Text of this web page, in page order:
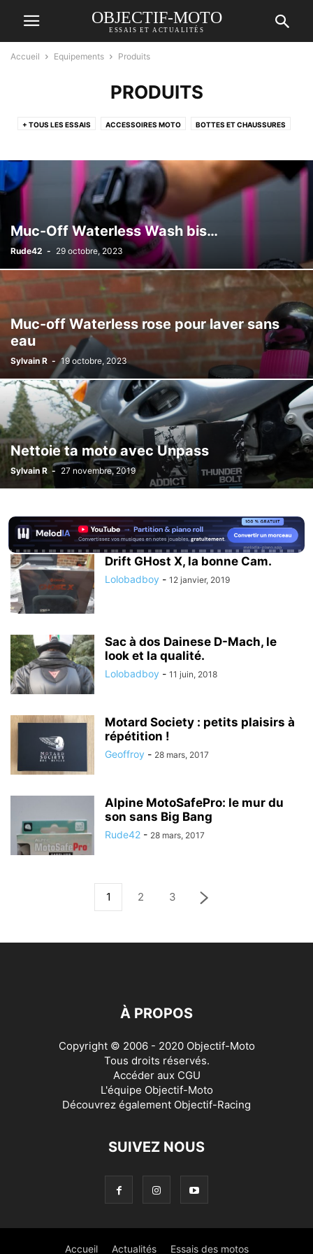
OBJECTIF-MOTO
ESSAIS ET ACTUALITÉS
Accueil Equipements Produits
PRODUITS
+ TOUS LES ESSAIS ACCESSOIRES MOTO BOTTES ET CHAUSSURES
PRODUITS
Muc-Off Waterless Wash bis…
Rude42 - 29 octobre, 2023
Muc-off Waterless rose pour laver sans
eau
Sylvain R - 19 octobre, 2023
Nettoie ta moto avec Unpass
Sylvain R - 27 novembre, 2019
Drift GHost X, la bonne Cam.
Lolobadboy - 12 janvier, 2019
Sac à dos Dainese D-Mach, le
look et la qualité.
Lolobadboy - 11 juin, 2018
Motard Society : petits plaisirs à
répétition !
Geoffroy - 28 mars, 2017
Alpine MotoSafePro: le mur du
son sans Big Bang
Rude42 - 28 mars, 2017
1 2 3
À PROPOS
Copyright © 2006 - 2020 Objectif-Moto
Tous droits réservés.
Accéder aux CGU
L'équipe Objectif-Moto
Découvrez également Objectif-Racing
SUIVEZ NOUS
Accueil Actualités Essais des motos